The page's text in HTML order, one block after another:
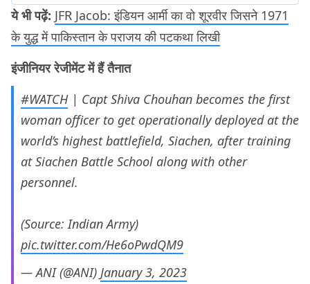
ये भी पढ़ें: JFR Jacob: इंडियन आर्मी का वो शूरवीर जिसने 1971
के युद्ध में पाकिस्तान के पराजय की पटकथा लिखी
इंजीनियर रेजीमेंट में हैं तैनात
#WATCH| Capt Shiva Chouhan becomes the first
woman officer to get operationally deployed at the
world’s highest battlefield, Siachen, after training
at Siachen Battle School along with other
personnel.
(Source: Indian Army)
pic.twitter.com/He6oPwdQM9
— ANI (@ANI) January 3, 2023